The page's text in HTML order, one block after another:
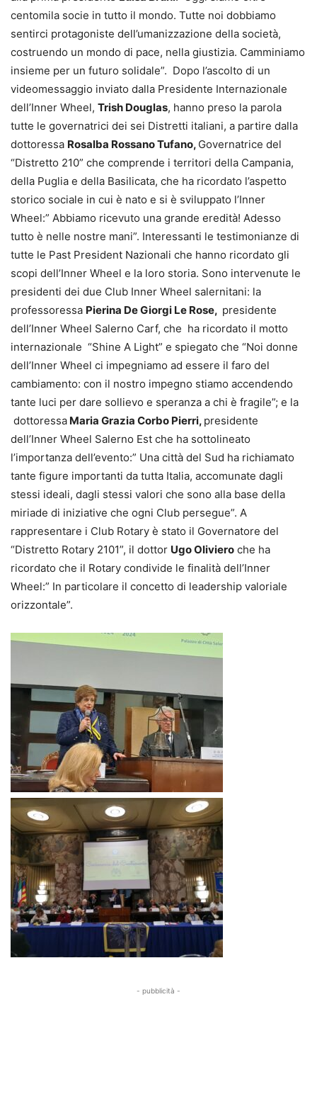
centomila socie in tutto il mondo. Tutte noi dobbiamo
sentirci protagoniste dell’umanizzazione della società,
costruendo un mondo di pace, nella giustizia. Camminiamo
insieme per un futuro solidale”. Dopo l’ascolto di un
videomessaggio inviato dalla Presidente Internazionale
dell’Inner Wheel, Trish Douglas, hanno preso la parola
tutte le governatrici dei sei Distretti italiani, a partire dalla
dottoressa Rosalba Rossano Tufano, Governatrice del
“Distretto 210” che comprende i territori della Campania,
della Puglia e della Basilicata, che ha ricordato l’aspetto
storico sociale in cui è nato e si è sviluppato l’Inner
Wheel:” Abbiamo ricevuto una grande eredità! Adesso
tutto è nelle nostre mani”. Interessanti le testimonianze di
tutte le Past President Nazionali che hanno ricordato gli
scopi dell’Inner Wheel e la loro storia. Sono intervenute le
presidenti dei due Club Inner Wheel salernitani: la
professoressa Pierina De Giorgi Le Rose, presidente
dell’Inner Wheel Salerno Carf, che ha ricordato il motto
internazionale “Shine A Light” e spiegato che “Noi donne
dell’Inner Wheel ci impegniamo ad essere il faro del
cambiamento: con il nostro impegno stiamo accendendo
tante luci per dare sollievo e speranza a chi è fragile”; e la
dottoressa Maria Grazia Corbo Pierri, presidente
dell’Inner Wheel Salerno Est che ha sottolineato
l’importanza dell’evento:” Una città del Sud ha richiamato
tante figure importanti da tutta Italia, accomunate dagli
stessi ideali, dagli stessi valori che sono alla base della
miriade di iniziative che ogni Club persegue”. A
rappresentare i Club Rotary è stato il Governatore del
“Distretto Rotary 2101”, il dottor Ugo Oliviero che ha
ricordato che il Rotary condivide le finalità dell’Inner
Wheel:” In particolare il concetto di leadership valoriale
orizzontale”.
- pubblicità -